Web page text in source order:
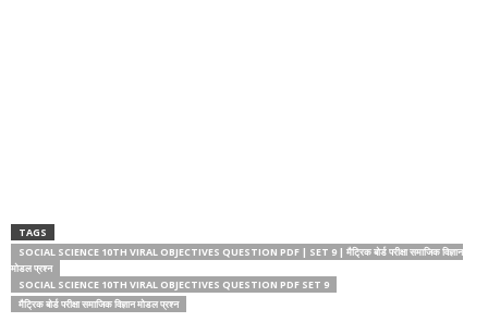
TAGS
SOCIAL SCIENCE 10TH VIRAL OBJECTIVES QUESTION PDF | SET 9 | मैट्रिक बोर्ड परीक्षा समाजिक विज्ञान
मोडल प्रश्न
SOCIAL SCIENCE 10TH VIRAL OBJECTIVES QUESTION PDF SET 9
मैट्रिक बोर्ड परीक्षा समाजिक विज्ञान मोडल प्रश्न